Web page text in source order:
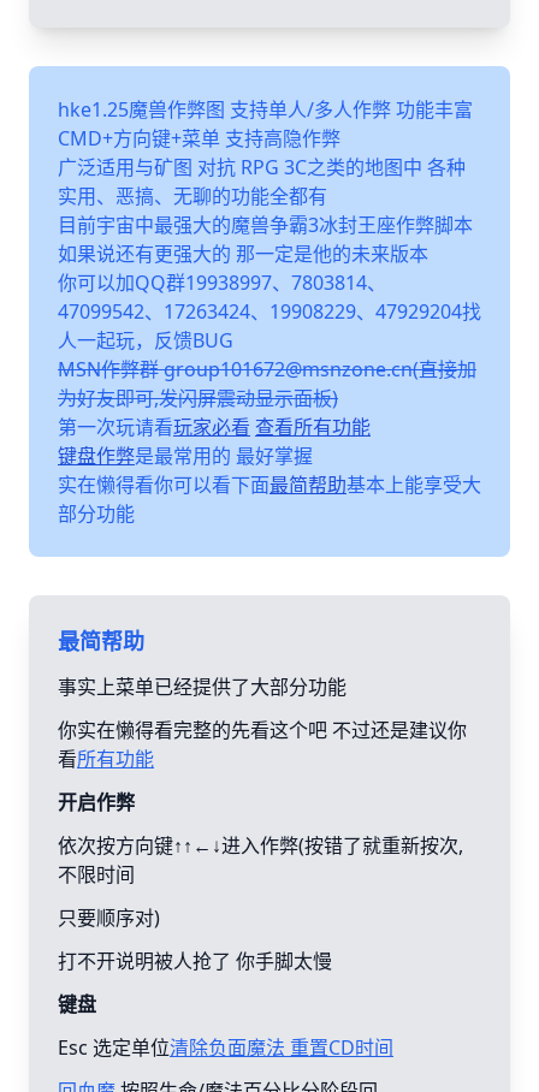
hke1.25魔兽作弊图 支持单人/多人作弊 功能丰富
CMD+方向键+菜单 支持高隐作弊
广泛适用与矿图 对抗 RPG 3C之类的地图中 各种
实用、恶搞、无聊的功能全都有
目前宇宙中最强大的魔兽争霸3冰封王座作弊脚本
如果说还有更强大的 那一定是他的未来版本
你可以加QQ群19938997、7803814、
47099542、17263424、19908229、47929204找
人一起玩，反馈BUG
MSN作弊群 group101672@msnzone.cn(直接加
为好友即可,发闪屏震动显示面板)
第一次玩请看玩家必看 查看所有功能
键盘作弊是最常用的 最好掌握
实在懒得看你可以看下面最简帮助基本上能享受大
部分功能
最简帮助
事实上菜单已经提供了大部分功能
你实在懒得看完整的先看这个吧 不过还是建议你
看所有功能
开启作弊
依次按方向键↑↑←↓进入作弊(按错了就重新按次,
不限时间
只要顺序对)
打不开说明被人抢了 你手脚太慢
键盘
Esc 选定单位清除负面魔法 重置CD时间